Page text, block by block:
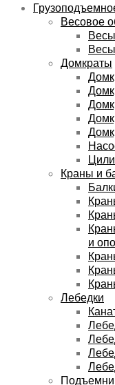
Весовое
Домкраты
Краны и
и
Лебедки